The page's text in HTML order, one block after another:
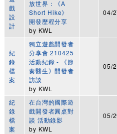
戲
設
計
放世界：《A
Short Hike》
開發歷程分享
by KWL
04/
紀
錄
檔
案
獨立遊戲開發者
分享會 210425
活動紀錄 - 《節
奏醫生》開發者
訪談
by KWL
05/
紀
錄
檔
案
在台灣的國際遊
戲開發者圓桌對
談 活動錄影
by KWL
05/